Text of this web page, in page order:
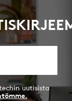
uutisista